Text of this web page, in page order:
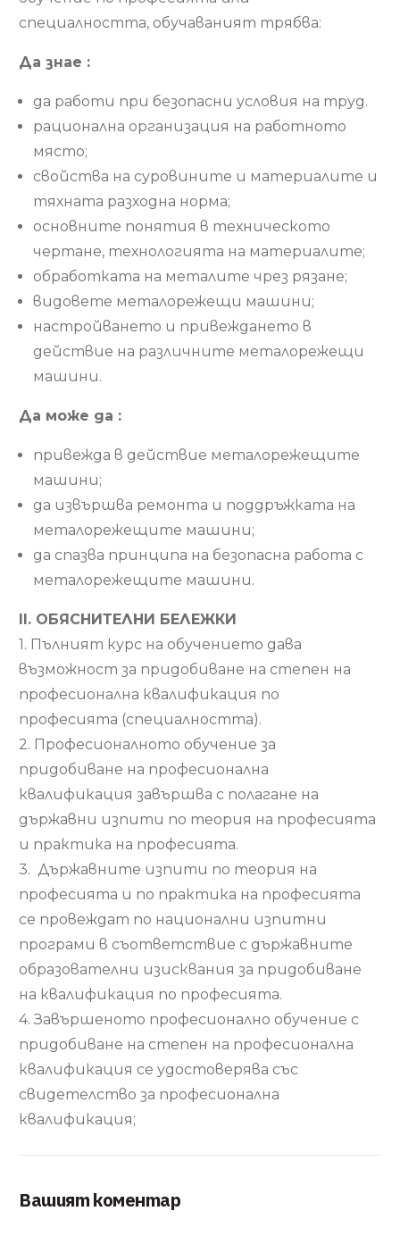
специалността, обучаваният трябва:
Да знае :
да работи при безопасни условия на труд.
рационална организация на работното
място;
свойства на суровините и материалите и
тяхната разходна норма;
основните понятия в техническото
чертане, технологията на материалите;
обработката на металите чрез рязане;
видовете металорежещи машини;
настройването и привеждането в
действие на различните металорежещи
машини.
Да може да :
привежда в действие металорежещите
машини;
да извършва ремонта и поддръжката на
металорежещите машини;
да спазва принципа на безопасна работа с
металорежещите машини.
ІІ. ОБЯСНИТЕЛНИ БЕЛЕЖКИ
1. Пълният курс на обучението дава
възможност за придобиване на степен на
професионална квалификация по
професията (специалността).
2. Професионалното обучение за
придобиване на професионална
квалификация завършва с полагане на
държавни изпити по теория на професията
и практика на професията.
3. Държавните изпити по теория на
професията и по практика на професията
се провеждат по национални изпитни
програми в съответствие с държавните
образователни изисквания за придобиване
на квалификация по професията.
4. Завършеното професионално обучение с
придобиване на степен на професионална
квалификация се удостоверява със
свидетелство за професионална
квалификация;
Вашият коментар